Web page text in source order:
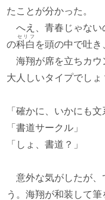
たことが分かった。
へえ、青春じゃな
の科白
セリフ
を頭の中で吐き
海翔が席を立ちカウ
大人しいタイプでしょ
「確かに、いかにも
「書道サークル」
「しょ、書道？」
意外な気がしたが、
う。海翔が和装して